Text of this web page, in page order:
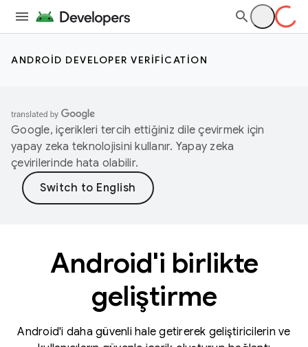
ANDROID DEVELOPER VERIFICATION
Google, içerikleri tercih ettiğiniz dile çevirmek için
yapay zeka teknolojisini kullanır. Yapay zeka
çevirilerinde hata olabilir.
Android'i birlikte
geliştirme
Android'i daha güvenli hale getirerek geliştiricilerin ve